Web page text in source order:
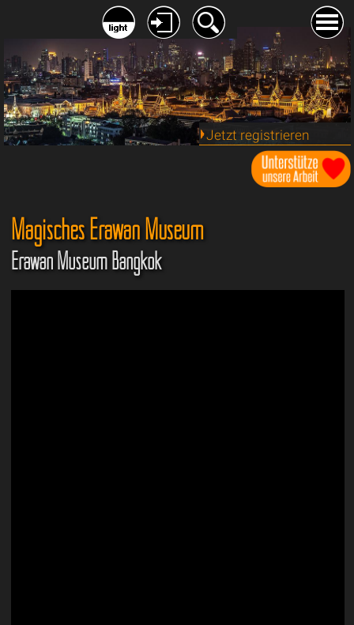
Jetzt registrieren
Magisches Erawan Museum
Erawan Museum Bangkok